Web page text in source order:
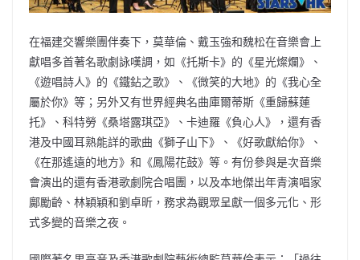
在福建交響樂團伴奏下，莫華倫、戴玉強和魏松在音樂會上
獻唱多首著名歌劇詠嘆調，如《托斯卡》的《星光燦爛》、
《遊唱詩人》的《鐵鉆之歌》、《微笑的大地》的《我心全
屬於你》等；另外又有世界經典名曲庫爾蒂斯《重歸蘇蓮
托》、科特勞《桑塔露琪亞》、卡迪羅《負心人》，還有香
港及中國耳熟能詳的歌曲《獅子山下》、《好歌獻給你》、
《在那遙遠的地方》和《鳳陽花鼓》等。有份參與是次音樂
會演出的還有香港歌劇院合唱團，以及本地傑出年青演唱家
鄺勵齡、林穎穎和劉卓昕，務求為觀眾呈獻一個多元化、形
式多變的音樂之夜。